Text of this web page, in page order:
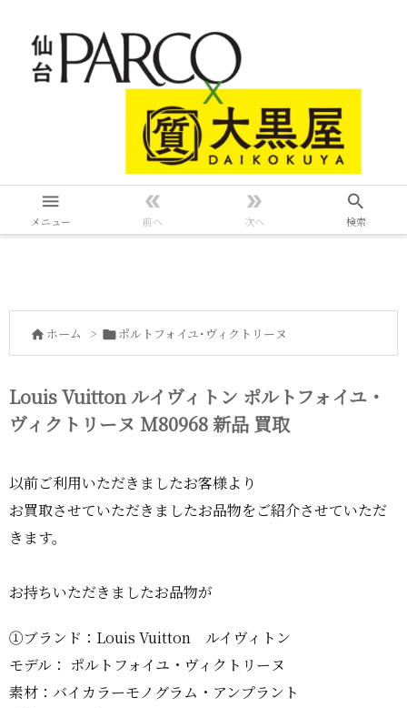

メニュー

前へ

次へ

検索
 ホーム > ポルトフォイユ･ヴィクトリーヌ
Louis Vuitton ルイヴィトン ポルトフォイユ・
ヴィクトリーヌ M80968 新品 買取
以前ご利用いただきましたお客様より
お買取させていただきましたお品物をご紹介させていただ
きます。
お持ちいただきましたお品物が
①ブランド：Louis Vuitton ルイヴィトン
モデル： ポルトフォイユ・ヴィクトリーヌ
素材：バイカラーモノグラム・アンプラント